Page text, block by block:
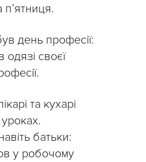
п’ятниця.
день професії:
своєї
та кухарі
батьки:
у робочому